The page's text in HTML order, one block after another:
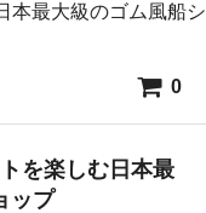
本最大級のゴム風船シ
0
を楽しむ日本最
ップ